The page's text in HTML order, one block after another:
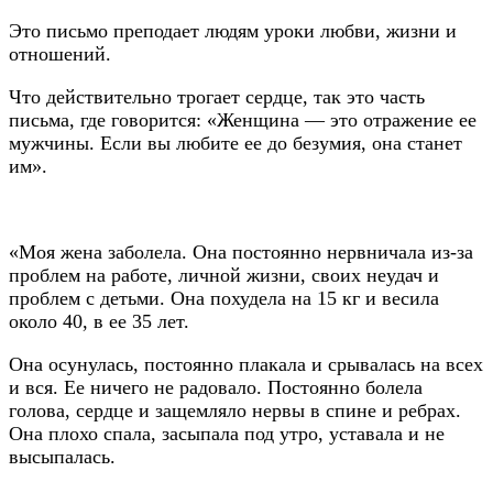
Это письмо преподает людям уроки любви, жизни и
отношений.
Что действительно трогает сердце, так это часть
письма, где говорится: «Женщина — это отражение ее
мужчины. Если вы любите ее до безумия, она станет
им».
«Моя жена заболела. Она постоянно нервничала из-за
проблем на работе, личной жизни, своих неудач и
проблем с детьми. Она похудела на 15 кг и весила
около 40, в ее 35 лет.
Она осунулась, постоянно плакала и срывалась на всех
и вся. Ее ничего не радовало. Постоянно болела
голова, сердце и защемляло нервы в спине и ребрах.
Она плохо спала, засыпала под утро, уставала и не
высыпалась.